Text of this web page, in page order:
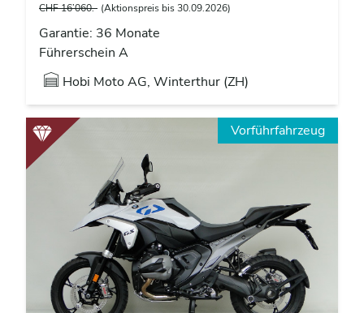
CHF 16’060.- (Aktionspreis bis 30.09.2026)
Garantie: 36 Monate
Führerschein A
Hobi Moto AG, Winterthur (ZH)
Vorführfahrzeug